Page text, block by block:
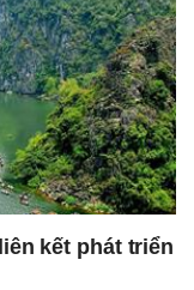
kết phát triển